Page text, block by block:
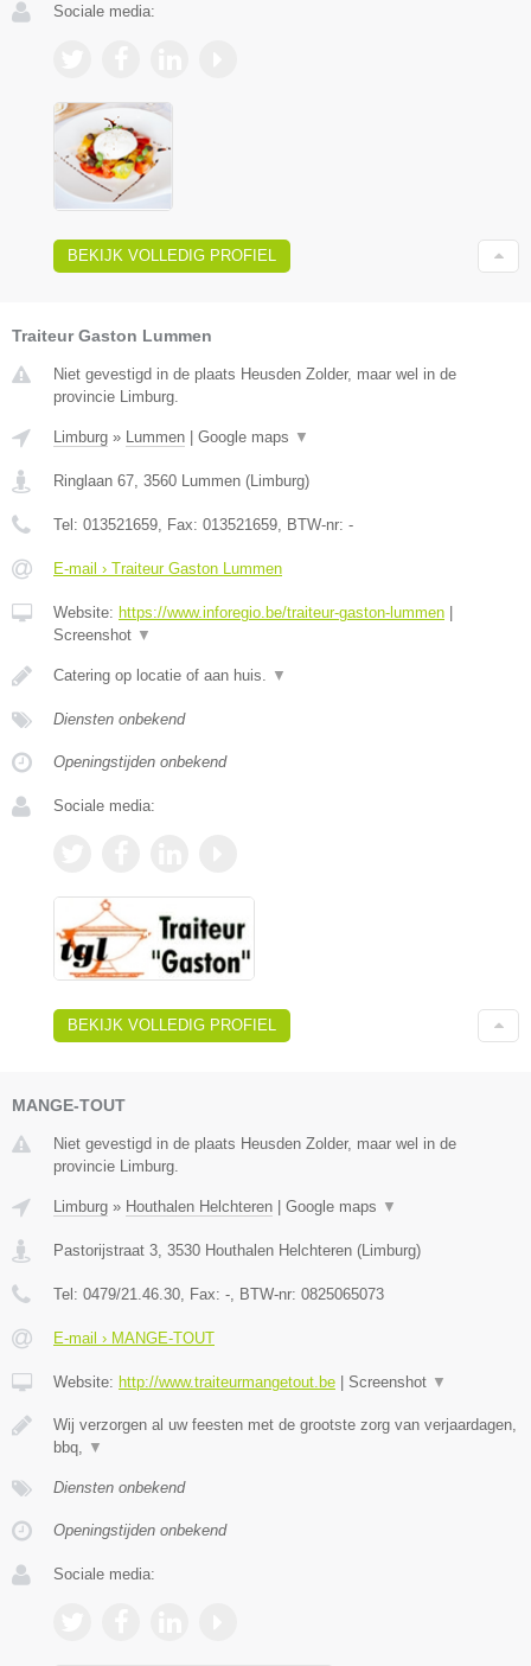
Sociale media:
BEKIJK VOLLEDIG PROFIEL
Traiteur Gaston Lummen
Niet gevestigd in de plaats Heusden Zolder, maar wel in de
provincie Limburg.
Limburg » Lummen | Google maps ▼
Ringlaan 67 3560 Lummen (Limburg)
Tel: 013521659 , Fax: 013521659 , BTW-nr: -
E-mail › Traiteur Gaston Lummen
Website: https://www.inforegio.be/traiteur-gaston-lummen |
Screenshot ▼
Catering op locatie of aan huis. ▼
Diensten onbekend
Openingstijden onbekend
Sociale media:
BEKIJK VOLLEDIG PROFIEL
MANGE-TOUT
Niet gevestigd in de plaats Heusden Zolder, maar wel in de
provincie Limburg.
Limburg » Houthalen Helchteren | Google maps ▼
Pastorijstraat 3 3530 Houthalen Helchteren (Limburg)
Tel: 0479/21.46.30 , Fax: - , BTW-nr: 0825065073
E-mail › MANGE-TOUT
Website: http://www.traiteurmangetout.be | Screenshot ▼
Wij verzorgen al uw feesten met de grootste zorg van verjaardagen,
bbq,
▼
Diensten onbekend
Openingstijden onbekend
Sociale media: